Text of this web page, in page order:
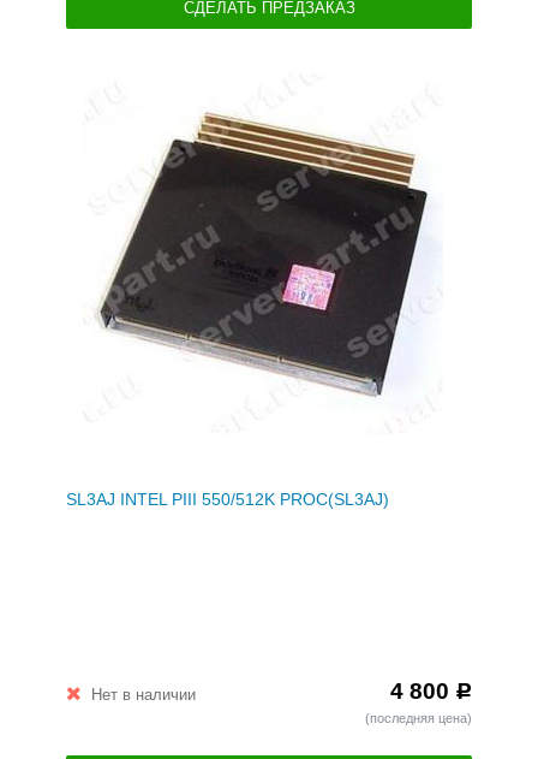
СДЕЛАТЬ ПРЕДЗАКАЗ
SL3AJ INTEL PIII 550/512K PROC(SL3AJ)
Нет в наличии 4 800 Р
(последняя цена)